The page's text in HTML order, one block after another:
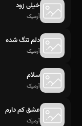
خیلی زود
آرمیک
دلم تنگ شده
آرمیک
سلام
آرمیک
عشق کم دارم
آرمیک